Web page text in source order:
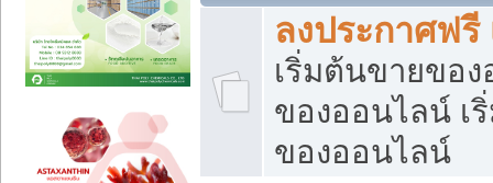
ลงประกาศฟรี
เริ่มต้นขายขอ
ของออนไลน์ เ
ของออนไลน์